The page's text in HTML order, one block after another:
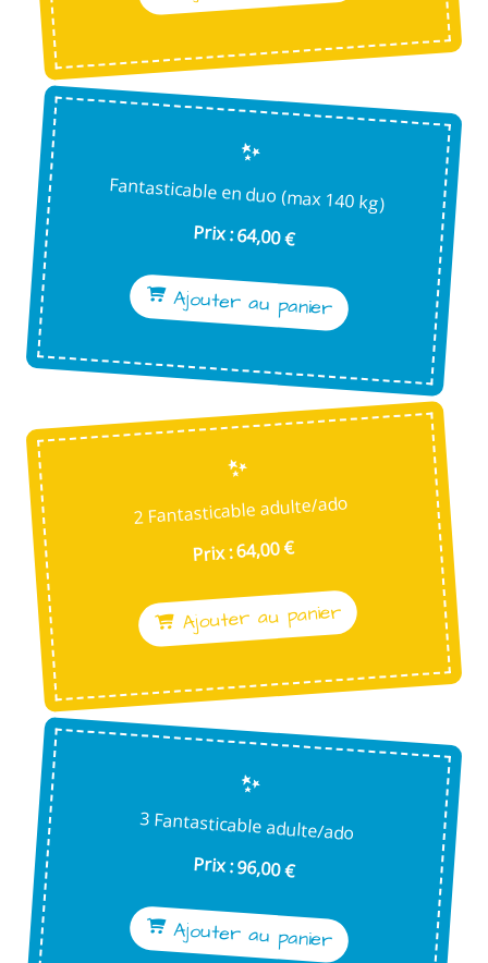
Fantasticable en duo (max 140 kg)
Prix : 64,00 €
Ajouter au panier
2 Fantasticable adulte/ado
Prix : 64,00 €
Ajouter au panier
3 Fantasticable adulte/ado
Prix : 96,00 €
Ajouter au panier